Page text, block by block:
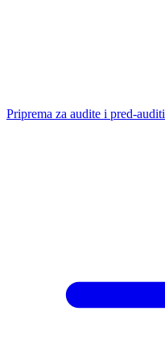
Priprema za audite i pred-auditi